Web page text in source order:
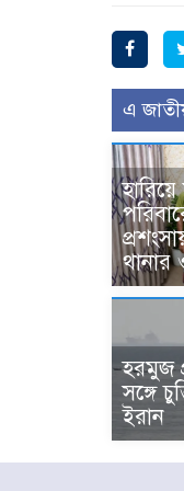
এ
থানার
হরমুজ
সঙ্গে
ইরান